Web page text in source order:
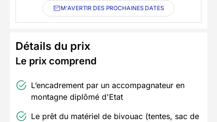
M'AVERTIR DES PROCHAINES DATES
Détails du prix
Le prix comprend
L’encadrement par un accompagnateur en
montagne diplômé d'Etat
Le prêt du matériel de bivouac (tentes, sac de